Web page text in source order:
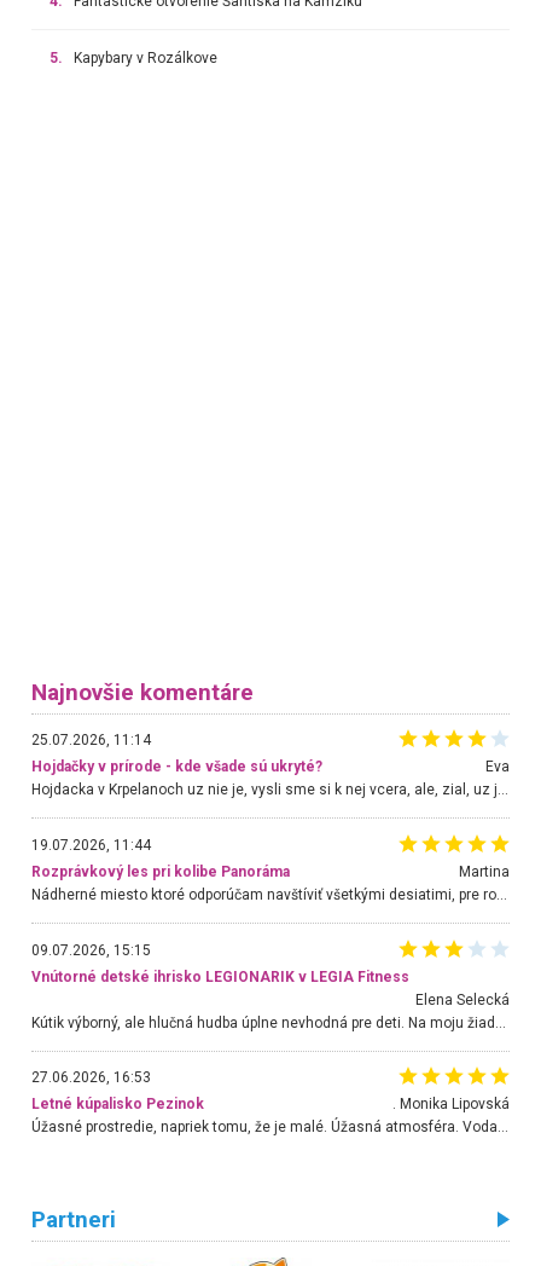
5. Kapybary v Rozálkove
Najnovšie komentáre
25.07.2026, 11:14
Hojdačky v prírode - kde všade sú ukryté?
Eva
Hojdacka v Krpelanoch uz nie je, vysli sme si k nej vcera, ale, zial, uz je znicena. Ak sem planujete cestu len kvoli hojdacke, mozete si ju usetrit. Krasny vyhlad je tu vsak aj bez hojdacky :-)
19.07.2026, 11:44
Rozprávkový les pri kolibe Panoráma
Martina
Nádherné miesto ktoré odporúčam navštíviť všetkými desiatimi, pre rodiny s deťmi, dôchodcom... Proste a jednoducho ozaj rozprávkový les.. určite ešte prídeme. Odniesli sme si na pamiatku krásne tričká,
09.07.2026, 15:15
Vnútorné detské ihrisko LEGIONARIK v LEGIA Fitness
Elena Selecká
27.06.2026, 16:53
Letné kúpalisko Pezinok
. Monika Lipovská
Úžasné prostredie, napriek tomu, že je malé. Úžasná atmosféra. Voda fantastická a nádherná. Ľudí je pomerne veľa, ale su mili a ohľaduplní. Je veľmi zaujímavé sledovať, ako dokážu spolu športovať cudzí ľudia a bez ohľadu na vek. Vládne tu pohoda. Vnuka neviem dostať z vody. Ďakujem za krásny deň . Urcite sa sem vrátim. Jediný problém je s parkovaním, ale aj ten sa mi podarilo vyriešiť. Monika Bratislava
Partneri